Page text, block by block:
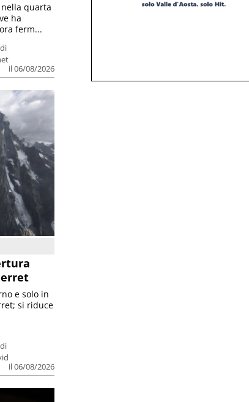
di
il 06/08/2026
quarta
ha
ferm...
di
il 06/08/2026
e solo in
si riduce